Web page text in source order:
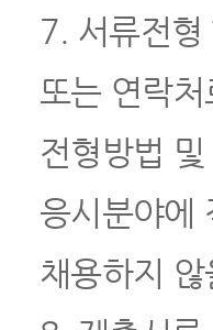
7. 서류전
또는 연락
전형방법
응시분야에
채용하지